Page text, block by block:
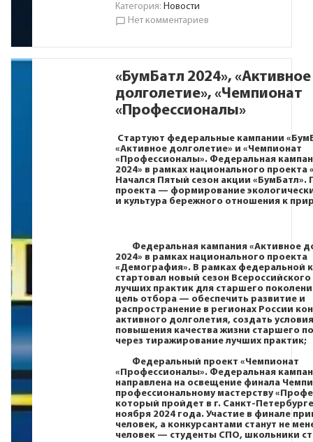
Категория: Новости
chat_bubble_outline Нет комментариев
«БумБатл 2024», «Активное
долголетие», «Чемпионат
«Профессионалы»
Стартуют федеральные кампании
«Активное долголетие» и «Чемпионат
«Профессионалы». Федеральная
2024» в рамках национального проекта
Начался Пятый сезон акции «БумБатл».
проекта — формирование
и культура бережного отношения к
Федеральная кампания «Активное
2024» в рамках национального проекта
«Демография». В рамках федеральной
стартовал новый сезон
лучших практик для старшего
цель отбора — обеспечить развитие и
распространение в регионах России
активного долголетия, создать
повышения качества жизни старшего
через тиражирование лучших практик;
Федеральный проект «Чемпионат
«Профессионалы». Федеральная
направлена на освещение финала
профессиональному мастерству
который пройдет в г. Санкт-Петербурге
ноября 2024 года. Участие в финале
человек, а конкурсантами станут не
человек — студенты СПО, школьники